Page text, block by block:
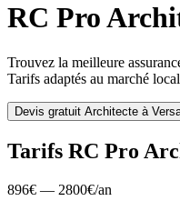
RC Pro
Trouvez la meilleure
Tarifs adaptés au marché
Devis gratuit Architecte à
Tarifs RC Pro
896€ — 2800€/an